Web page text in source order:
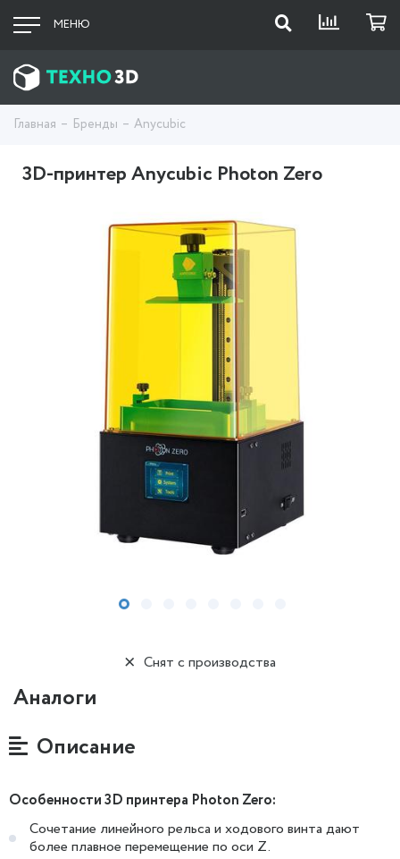
МЕНЮ
Главная Бренды Anycubic
3D-принтер Anycubic Photon Zero
Снят с производства
Аналоги
Описание
Особенности 3D принтера Photon Zero:
Сочетание линейного рельса и ходового винта дают
более плавное перемещение по оси Z.